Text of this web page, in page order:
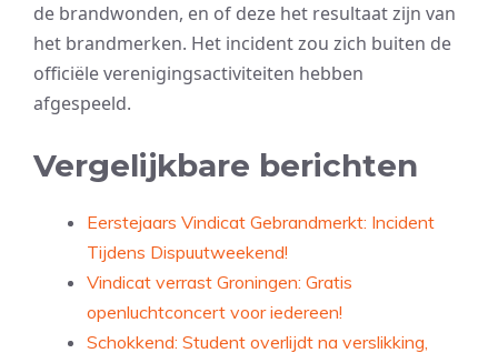
de brandwonden, en of deze het resultaat zijn van
het brandmerken. Het incident zou zich buiten de
officiële verenigingsactiviteiten hebben
afgespeeld.
Vergelijkbare berichten
Eerstejaars Vindicat Gebrandmerkt: Incident
Tijdens Dispuutweekend!
Vindicat verrast Groningen: Gratis
openluchtconcert voor iedereen!
Schokkend: Student overlijdt na verslikking,